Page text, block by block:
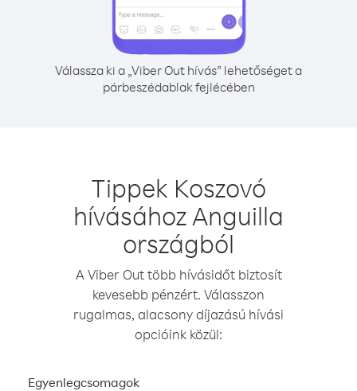
Válassza ki a „Viber Out hívás” lehetőséget a
párbeszédablak fejlécében
Tippek Koszovó
hívásához Anguilla
országból
A Viber Out több hívásidőt biztosít
kevesebb pénzért. Válasszon
rugalmas, alacsony díjazású hívási
opcióink közül:
Egyenlegcsomagok